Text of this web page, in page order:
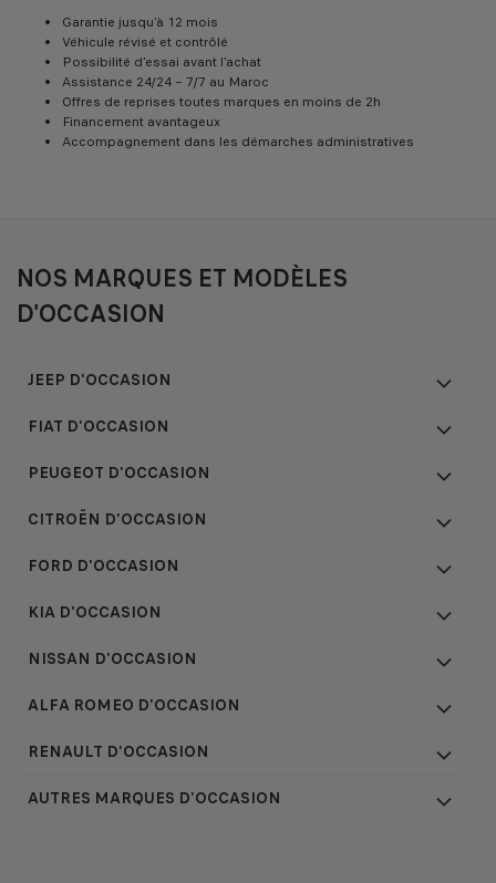
Garantie jusqu’à 12 mois
Véhicule révisé et contrôlé
Possibilité d’essai avant l’achat
Assistance 24/24 – 7/7 au Maroc
Offres de reprises toutes marques en moins de 2h
Financement avantageux
Accompagnement dans les démarches administratives
NOS MARQUES ET MODÈLES
D'OCCASION
JEEP D'OCCASION
FIAT D'OCCASION
PEUGEOT D'OCCASION
CITROËN D'OCCASION
FORD D'OCCASION
KIA D'OCCASION
NISSAN D'OCCASION
ALFA ROMEO D'OCCASION
RENAULT D'OCCASION
AUTRES MARQUES D'OCCASION